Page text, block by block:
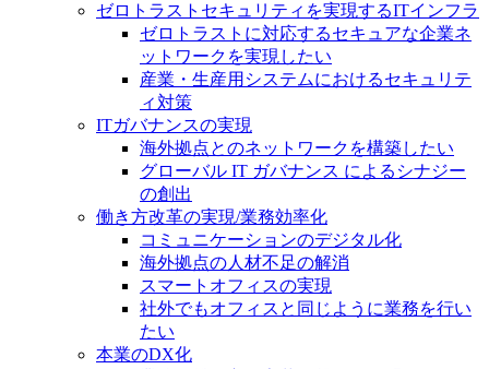
ゼロトラストセキュリティを実現するITインフラ
ゼロトラストに対応するセキュアな企業ネ
ットワークを実現したい
産業・生産用システムにおけるセキュリテ
ィ対策
ITガバナンスの実現
海外拠点とのネットワークを構築したい
グローバル IT ガバナンス によるシナジー
の創出
働き方改革の実現/業務効率化
コミュニケーションのデジタル化
海外拠点の人材不足の解消
スマートオフィスの実現
社外でもオフィスと同じように業務を行い
たい
本業のDX化